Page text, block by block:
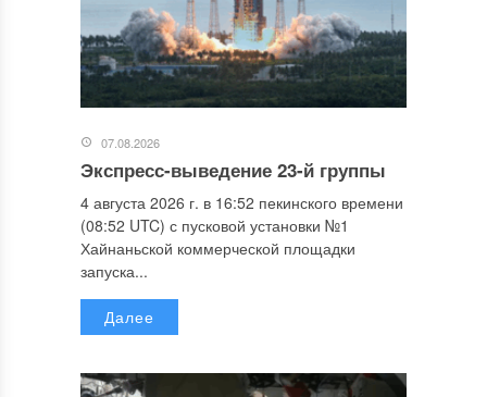
07.08.2026
Экспресс-выведение 23-й группы
4 августа 2026 г. в 16:52 пекинского времени
(08:52 UTC) с пусковой установки №1
Хайнаньской коммерческой площадки
запуска...
Далее